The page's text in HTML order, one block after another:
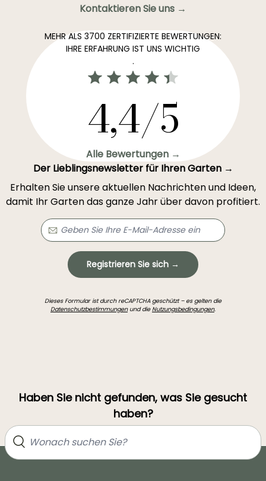
Kontaktieren Sie uns →
MEHR ALS 3700 ZERTIFIZIERTE BEWERTUNGEN:
IHRE ERFAHRUNG IST UNS WICHTIG
.
4,4/5
Alle Bewertungen →
Der Lieblingsnewsletter für Ihren Garten →
Erhalten Sie unsere aktuellen Nachrichten und Ideen,
damit Ihr Garten das ganze Jahr über davon profitiert.
Registrieren Sie sich →
Dieses Formular ist durch reCAPTCHA geschützt – es gelten die
Datenschutzbestimmungenund dieNutzungsbedingungen.
Haben Sie nicht gefunden, was Sie gesucht
haben?